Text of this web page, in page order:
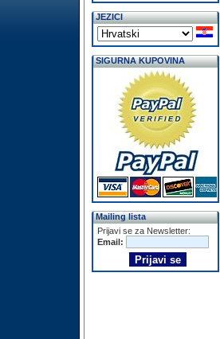
JEZICI
SIGURNA KUPOVINA
Mailing lista
Prijavi se za Newsletter:
Email: